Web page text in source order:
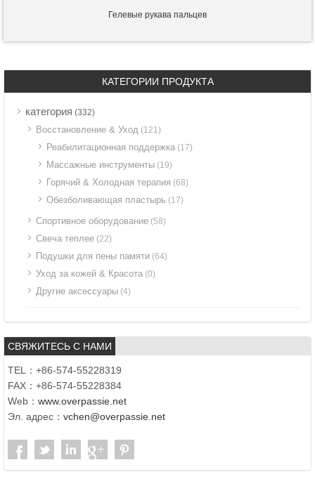
Гелевые рукава пальцев
КАТЕГОРИИ ПРОДУКТА
категория (332)
Восстановление & Уход (121)
Реабилитационная поддержка (17)
Массажные инструменты (19)
Горячий & Холодная терапия (68)
Обезболивающая пластырь (17)
Спортивное оборудование (58)
Свеча теплее (22)
Подушки для пены памяти (64)
Уход за кожей & Красота (0)
Другие аксессуары (4)
СВЯЖИТЕСЬ С НАМИ
TEL：+86-574-55228319
FAX：+86-574-55228384
Web： www.overpassie.net
Эл. адрес： vchen@overpassie.net